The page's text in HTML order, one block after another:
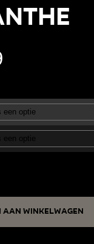
aan winkelwagen